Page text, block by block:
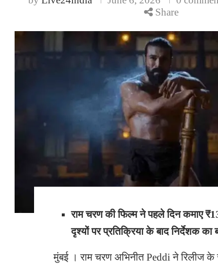
Share
राम चरण की फिल्म ने पहले दिन कमाए
दृश्यों पर प्रतिक्रिया के बाद निर्देशक
मुंबई । राम चरण अभिनीत Peddi ने रिलीज